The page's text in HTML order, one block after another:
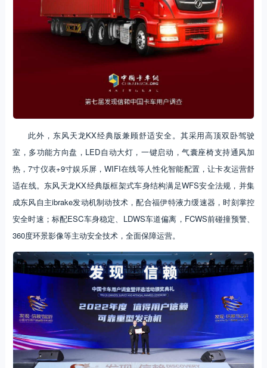
此外，东风天龙KX经典版兼顾舒适安全。其采用高顶双卧驾驶
室，多功能方向盘，LED自动大灯，一键启动，气囊座椅支持通风加
热，7寸仪表+9寸娱乐屏，WIFI在线等人性化智能配置，让卡友运营舒
适在线。东风天龙KX经典版框架式车身结构满足WFS安全法规，并集
成东风自主ibrake发动机制动技术，配合福伊特液力缓速器，时刻掌控
安全时速；标配ESC车身稳定、LDWS车道偏离，FCWS前碰撞预警、
360度环景影像等主动安全技术，全面保障运营。